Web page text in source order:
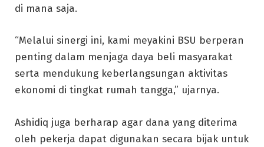
di mana saja.
“Melalui sinergi ini, kami meyakini BSU berperan
penting dalam menjaga daya beli masyarakat
serta mendukung keberlangsungan aktivitas
ekonomi di tingkat rumah tangga,” ujarnya.
Ashidiq juga berharap agar dana yang diterima
oleh pekerja dapat digunakan secara bijak untuk